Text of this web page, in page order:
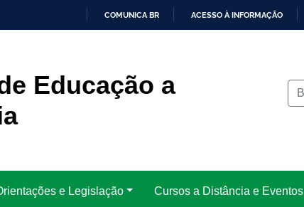
COMUNICA BR ACESSO À INFORMAÇÃO
Educação a
e Legislação Cursos a Distância e Eventos